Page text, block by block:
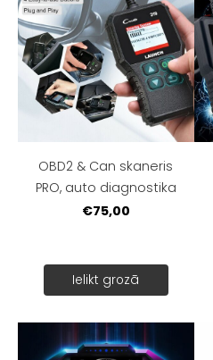
OBD2 & Can skaneris
PRO, auto diagnostika
€75,00
Ielikt grozā